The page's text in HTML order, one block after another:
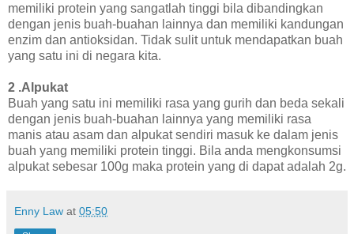
memiliki protein yang sangatlah tinggi bila dibandingkan
dengan jenis buah-buahan lainnya dan memiliki kandungan
enzim dan antioksidan. Tidak sulit untuk mendapatkan buah
yang satu ini di negara kita.
2 .Alpukat
Buah yang satu ini memiliki rasa yang gurih dan beda sekali
dengan jenis buah-buahan lainnya yang memiliki rasa
manis atau asam dan alpukat sendiri masuk ke dalam jenis
buah yang memiliki protein tinggi. Bila anda mengkonsumsi
alpukat sebesar 100g maka protein yang di dapat adalah 2g.
Enny Law at 05:50